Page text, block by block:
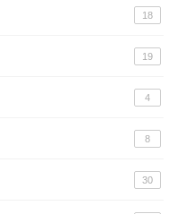
18
19
4
8
30